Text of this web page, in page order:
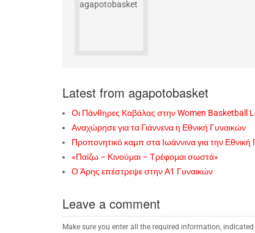
Latest from agapotobasket
Οι Πάνθηρες Καβάλας στην Women Basketball
Αναχώρησε για τα Γιάννενα η Εθνική Γυναικών
Προπονητικό καμπ στα Ιωάννινα για την Εθνική
«Παίζω – Κινούμαι – Τρέφομαι σωστά»
Ο Άρης επέστρεψε στην Α1 Γυναικών
Leave a comment
Make sure you enter all the required information,